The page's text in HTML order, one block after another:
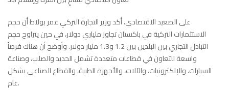
على الصعيد الاقتصادي، أكد وزير التجارة التركي عمر بولاط أن حجم
الاستثمارات التركية في باكستان تجاوز ملياري دولار، في حين يتراوح حجم
التبادل التجاري بين البلدين بين 1.2 و1.3 مليار دولار. وأوضح أن هناك فرصاً
واسعة للتعاون في قطاعات متعددة تشمل الحديد والصلب، وصناعة
السيارات، والإلكترونيات، والآلات، والأجهزة الطبية، والقطاع الصناعي بشكل
عام.